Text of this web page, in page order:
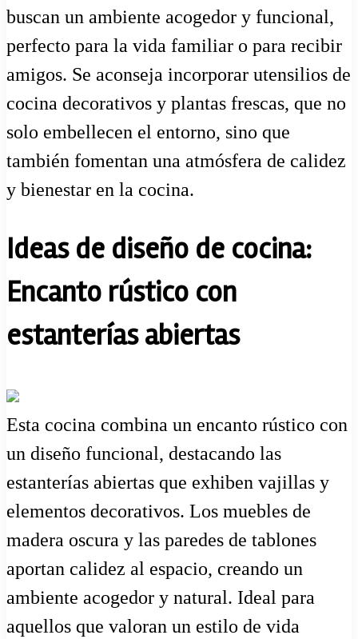
buscan un ambiente acogedor y funcional,
perfecto para la vida familiar o para recibir
amigos. Se aconseja incorporar utensilios de
cocina decorativos y plantas frescas, que no
solo embellecen el entorno, sino que
también fomentan una atmósfera de calidez
y bienestar en la cocina.
Ideas de diseño de cocina:
Encanto rústico con
estanterías abiertas
Esta cocina combina un encanto rústico con
un diseño funcional, destacando las
estanterías abiertas que exhiben vajillas y
elementos decorativos. Los muebles de
madera oscura y las paredes de tablones
aportan calidez al espacio, creando un
ambiente acogedor y natural. Ideal para
aquellos que valoran un estilo de vida